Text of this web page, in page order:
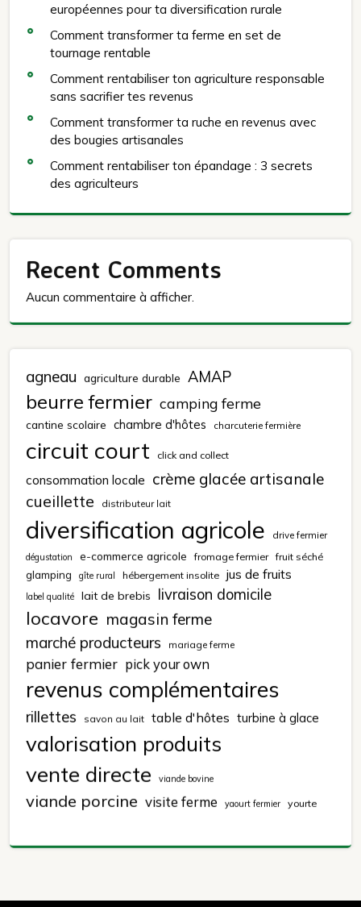
européennes pour ta diversification rurale
Comment transformer ta ferme en set de
tournage rentable
Comment rentabiliser ton agriculture responsable
sans sacrifier tes revenus
Comment transformer ta ruche en revenus avec
des bougies artisanales
Comment rentabiliser ton épandage : 3 secrets
des agriculteurs
Recent Comments
Aucun commentaire à afficher.
agneau agriculture durable AMAP
beurre fermier camping ferme
cantine scolaire chambre d'hôtes charcuterie fermière
circuit court click and collect
consommation locale crème glacée artisanale
cueillette
distributeur lait
diversification agricole drive fermier
dégustation e-commerce agricole fromage fermier fruit séché
glamping gîte rural hébergement insolite jus de fruits
label qualité lait de brebis livraison domicile
locavore magasin ferme
marché producteurs
mariage ferme
panier fermier pick your own
revenus complémentaires
rillettes savon au lait table d'hôtes turbine à glace
valorisation produits
vente directe
viande bovine
viande porcine visite ferme yaourt fermier yourte